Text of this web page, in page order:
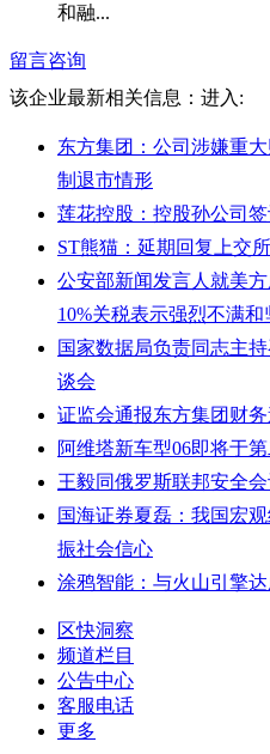
和融...
留言咨询
该企业最新相关信息： 进入:
东方集团：公司涉嫌重
制退市情形
莲花控股：控股孙公司
ST熊猫：延期回复上交
公安部新闻发言人就美
10%关税表示强烈不满
国家数据局负责同志主
谈会
证监会通报东方集团财
阿维塔新车型06即将于
王毅同俄罗斯联邦安全
国海证券夏磊：我国宏
振社会信心
涂鸦智能：与火山引擎
区快洞察
频道栏目
公告中心
客服电话
更多